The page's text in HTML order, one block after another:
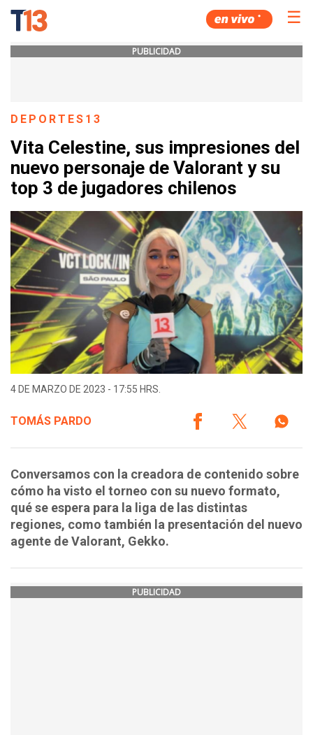
☰
PUBLICIDAD
DEPORTES13
Vita Celestine, sus impresiones del
nuevo personaje de Valorant y su
top 3 de jugadores chilenos
4 DE MARZO DE 2023 - 17:55 HRS.
TOMÁS PARDO
Conversamos con la creadora de contenido sobre
cómo ha visto el torneo con su nuevo formato,
qué se espera para la liga de las distintas
regiones, como también la presentación del nuevo
agente de Valorant, Gekko.
PUBLICIDAD